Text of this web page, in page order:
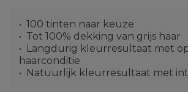
100 tinten naar keuze
Tot 100% dekking van grijs haar
Langdurig kleurresultaat met
haarconditie
Natuurlijk kleurresultaat met